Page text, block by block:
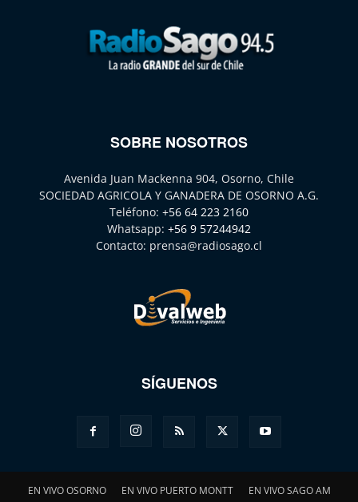
SOBRE NOSOTROS
Avenida Juan Mackenna 904, Osorno, Chile
SOCIEDAD AGRICOLA Y GANADERA DE OSORNO A.G.
Teléfono: +56 64 223 2160
Whatsapp: +56 9 57244942
Contacto: prensa@radiosago.cl
SÍGUENOS
EN VIVO OSORNO EN VIVO PUERTO MONTT EN VIVO SAGO AM